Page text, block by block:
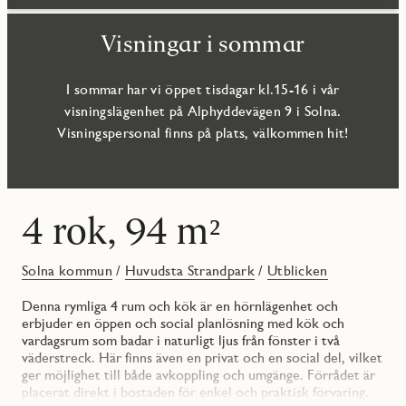
Visningar i sommar
I sommar har vi öppet tisdagar kl.15-16 i vår
visningslägenhet på Alphyddevägen 9 i Solna.
Visningspersonal finns på plats, välkommen hit!
4 rok, 94 m²
Solna kommun / Huvudsta Strandpark / Utblicken
Denna rymliga 4 rum och kök är en hörnlägenhet och
erbjuder en öppen och social planlösning med kök och
vardagsrum som badar i naturligt ljus från fönster i två
väderstreck. Här finns även en privat och en social del, vilket
ger möjlighet till både avkoppling och umgänge. Förrådet är
placerat direkt i bostaden för enkel och praktisk förvaring.